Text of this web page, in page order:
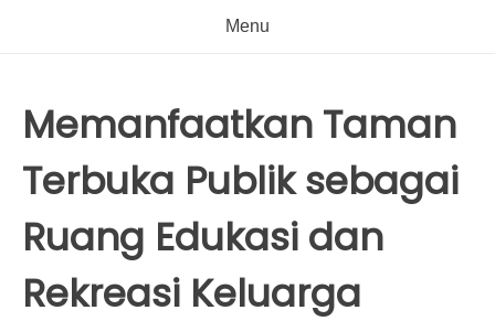
Menu
Memanfaatkan Taman
Terbuka Publik sebagai
Ruang Edukasi dan
Rekreasi Keluarga